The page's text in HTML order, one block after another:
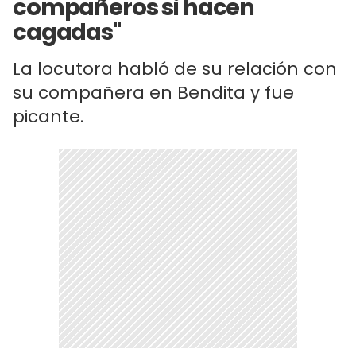
compañeros si hacen
cagadas"
La locutora habló de su relación con
su compañera en Bendita y fue
picante.